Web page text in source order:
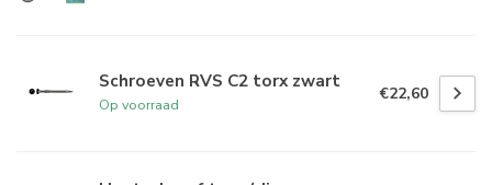
Schroeven RVS C2 torx zwart
Op voorraad
€22,60